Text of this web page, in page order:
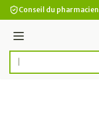
Aller au contenu
Conseil du pharmacien
Menu
Rechercher